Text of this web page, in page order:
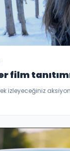
film
izleyeceğiniz